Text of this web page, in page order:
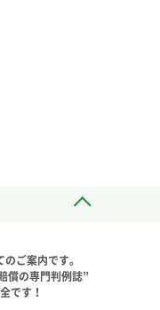
ご案内です。
償の専門判例誌”
です！